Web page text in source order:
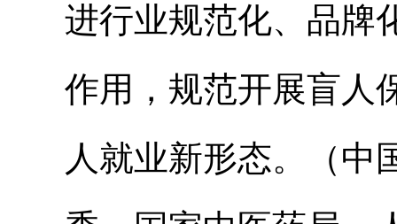
进行业规范化、品牌
作用，规范开展盲人
人就业新形态。（中